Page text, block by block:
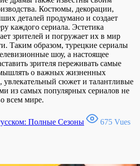
Костюмы, декорации,
деталей продумано и создает
каждого сериала. Эстетика
зрителей и погружает их в мир
Таким образом, турецкие сериалы
шоу, а настоящее
зрителя переживать самые
о важных жизненных
увлекательный сюжет и талантливые
из самых популярных сериалов не
всем мире.
Полные Сезоны 675 Vues